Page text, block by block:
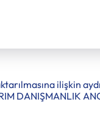
ilişkin
DANIŞMANLIK